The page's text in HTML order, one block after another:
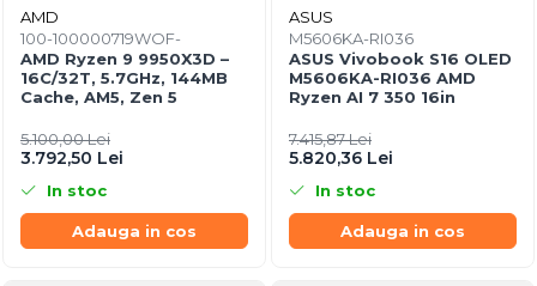
AMD
100-100000719WOF-
AMD Ryzen 9 9950X3D –
16C/32T, 5.7GHz, 144MB
Cache, AM5, Zen 5
5.100,00 Lei
3.792,50 Lei
In stoc
Adauga in cos
ASUS
M5606KA-RI036
ASUS Vivobook S16 OLED
M5606KA-RI036 AMD
Ryzen AI 7 350 16in
7.415,87 Lei
5.820,36 Lei
In stoc
Adauga in cos